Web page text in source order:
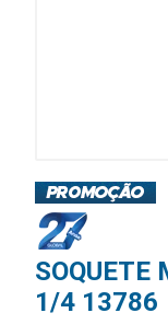
SOQUETE
1/4 13786